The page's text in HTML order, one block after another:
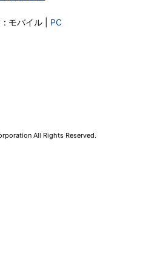
: モバイル PC
All Rights Reserved.